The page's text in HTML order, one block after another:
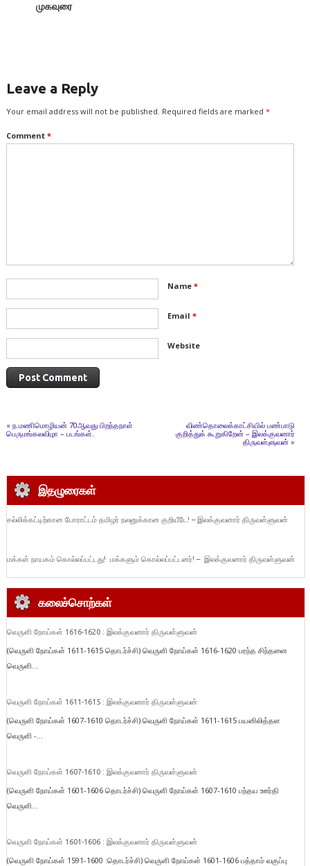
முகவுரை
Leave a Reply
Your email address will not be published. Required fields are marked *
Comment *
Name *
Email *
Website
« ந.மணிமொழியன் 70ஆவது பிறந்தநாள்
பெருமங்கலவிழா – படங்கள்.
விண்தொலைக்காட்சியில் பண்பாடு
குறித்துக் கூறுகிறேன் – இலக்குவனார்
திருவள்ளுவன் »
இதழுரைகள்
சல்லிக்கட்டிற்கான போராட்டம் தமிழர் நலனுக்கான குறியீடே! – இலக்குவனார் திருவள்ளுவன்
மக்கள் நாயகம் கொல்லப்பட்டது! மக்களும் கொல்லப்பட்டனர்! – இலக்குவனார் திருவள்ளுவன்
கலைச்சொற்கள்
வெருளி நோய்கள் 1616-1620 : இலக்குவனார் திருவள்ளுவன்
(வெருளி நோய்கள் 1611-1615 தொடர்ச்சி) வெருளி நோய்கள் 1616-1620 பரந்த சிந்தனை
வெருளி...
வெருளி நோய்கள் 1611-1615 : இலக்குவனார் திருவள்ளுவன்
(வெருளி நோய்கள் 1607-1610 தொடர்ச்சி) வெருளி நோய்கள் 1611-1615 பயனிலித்தள
வெருளி -...
வெருளி நோய்கள் 1607-1610 : இலக்குவனார் திருவள்ளுவன்
(வெருளி நோய்கள் 1601-1606 தொடர்ச்சி) வெருளி நோய்கள் 1607-1610 பந்தய ஊர்தி
வெருளி...
வெருளி நோய்கள் 1601-1606 : இலக்குவனார் திருவள்ளுவன்
(வெருளி நோய்கள் 1591-1600 :தொடர்ச்சி) வெருளி நோய்கள் 1601-1606 பத்தாம் வகுப்பு